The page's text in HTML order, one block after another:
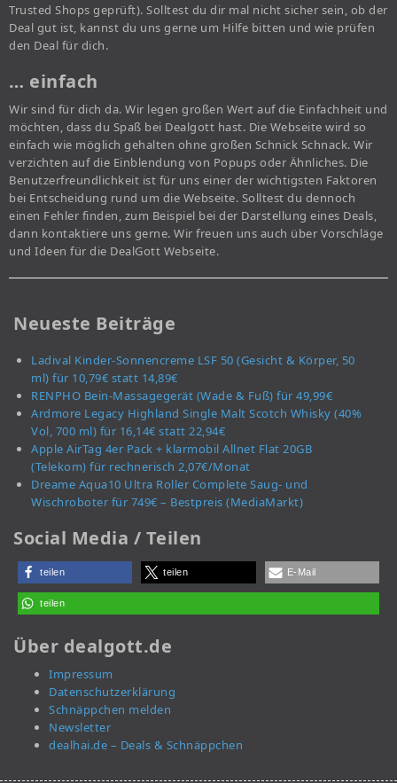
Trusted Shops geprüft). Solltest du dir mal nicht sicher sein, ob der
Deal gut ist, kannst du uns gerne um Hilfe bitten und wie prüfen
den Deal für dich.
… einfach
Wir sind für dich da. Wir legen großen Wert auf die Einfachheit und
möchten, dass du Spaß bei Dealgott hast. Die Webseite wird so
einfach wie möglich gehalten ohne großen Schnick Schnack. Wir
verzichten auf die Einblendung von Popups oder Ähnliches. Die
Benutzerfreundlichkeit ist für uns einer der wichtigsten Faktoren
bei Entscheidung rund um die Webseite. Solltest du dennoch
einen Fehler finden, zum Beispiel bei der Darstellung eines Deals,
dann kontaktiere uns gerne. Wir freuen uns auch über Vorschläge
und Ideen für die DealGott Webseite.
Neueste Beiträge
Ladival Kinder-Sonnencreme LSF 50 (Gesicht & Körper, 50
ml) für 10,79€ statt 14,89€
RENPHO Bein-Massagegerät (Wade & Fuß) für 49,99€
Ardmore Legacy Highland Single Malt Scotch Whisky (40%
Vol, 700 ml) für 16,14€ statt 22,94€
Apple AirTag 4er Pack + klarmobil Allnet Flat 20GB
(Telekom) für rechnerisch 2,07€/Monat
Dreame Aqua10 Ultra Roller Complete Saug- und
Wischroboter für 749€ – Bestpreis (MediaMarkt)
Social Media / Teilen
teilen teilen E-Mail
teilen
Über dealgott.de
Impressum
Datenschutzerklärung
Schnäppchen melden
Newsletter
dealhai.de – Deals & Schnäppchen